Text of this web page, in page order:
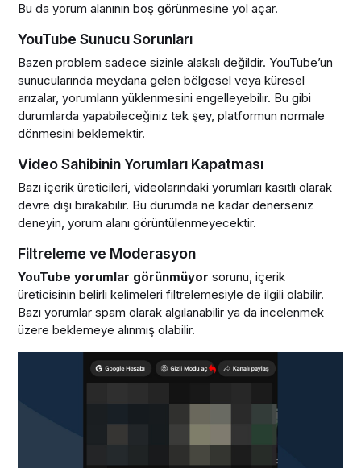
Bu da yorum alanının boş görünmesine yol açar.
YouTube Sunucu Sorunları
Bazen problem sadece sizinle alakalı değildir. YouTube’un
sunucularında meydana gelen bölgesel veya küresel
arızalar, yorumların yüklenmesini engelleyebilir. Bu gibi
durumlarda yapabileceğiniz tek şey, platformun normale
dönmesini beklemektir.
Video Sahibinin Yorumları Kapatması
Bazı içerik üreticileri, videolarındaki yorumları kasıtlı olarak
devre dışı bırakabilir. Bu durumda ne kadar denerseniz
deneyin, yorum alanı görüntülenmeyecektir.
Filtreleme ve Moderasyon
YouTube yorumlar görünmüyor sorunu, içerik
üreticisinin belirli kelimeleri filtrelemesiyle de ilgili olabilir.
Bazı yorumlar spam olarak algılanabilir ya da incelenmek
üzere beklemeye alınmış olabilir.